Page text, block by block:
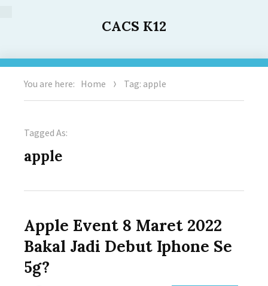
CACS K12
You are here: Home Tag: apple
Tagged As:
apple
Apple Event 8 Maret 2022
Bakal Jadi Debut Iphone Se
5g?